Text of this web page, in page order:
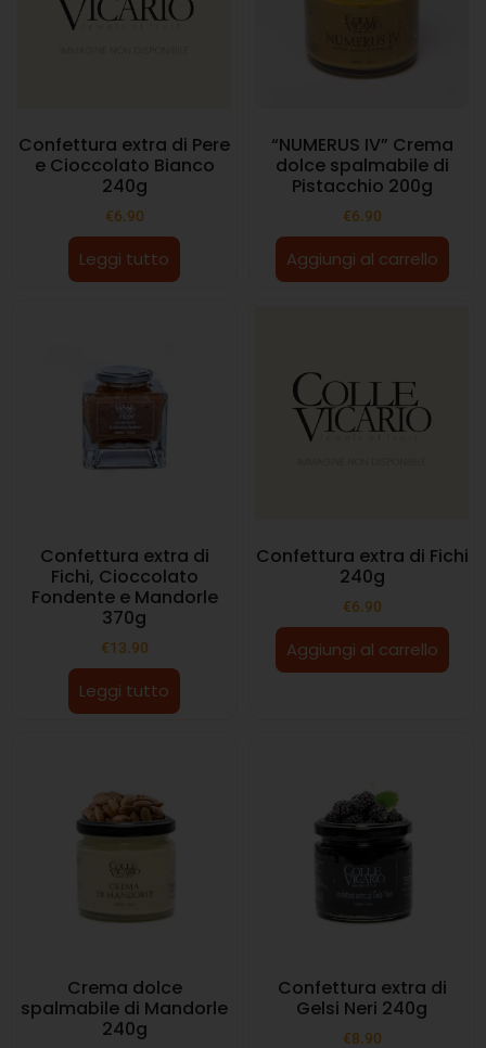
Confettura extra di Pere
e Cioccolato Bianco
240g
€6.90
Leggi tutto
“NUMERUS IV” Crema
dolce spalmabile di
Pistacchio 200g
€6.90
Aggiungi al carrello
Confettura extra di
Fichi, Cioccolato
Fondente e Mandorle
370g
€13.90
Leggi tutto
Confettura extra di Fichi
240g
€6.90
Aggiungi al carrello
Crema dolce
spalmabile di Mandorle
240g
Confettura extra di
Gelsi Neri 240g
€8.90